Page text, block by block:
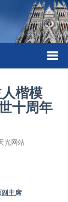
楷模
十周年
光网站
主席